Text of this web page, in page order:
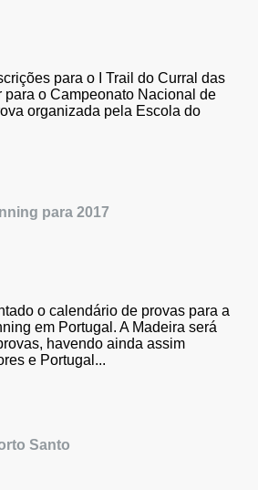
para o I Trail do Curral das
para o Campeonato Nacional de
organizada pela Escola do
para 2017
o calendário de provas para a
em Portugal. A Madeira será
havendo ainda assim
e Portugal...
Santo